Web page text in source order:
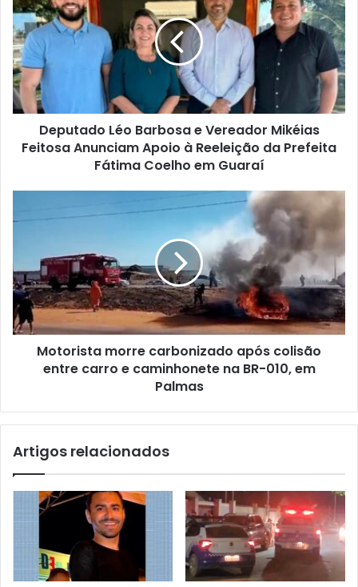
t
e
Deputado Léo Barbosa e Vereador Mikéias
Feitosa Anunciam Apoio à Reeleição da Prefeita
Fátima Coelho em Guaraí
Motorista morre carbonizado após colisão
entre carro e caminhonete na BR-010, em
Palmas
Artigos relacionados